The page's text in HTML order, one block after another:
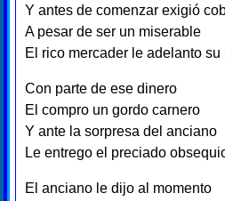
Y antes de comenzar exigió
A pesar de ser un miserable
El rico mercader le adelanto su
Con parte de ese dinero
El compro un gordo carnero
Y ante la sorpresa del anciano
Le entrego el preciado
El anciano le dijo al momento